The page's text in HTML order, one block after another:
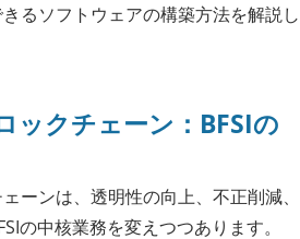
るソフトウェアの構築方法を解説し
ックチェーン：BFSIの
ーンは、透明性の向上、不正削減、
の中核業務を変えつつあります。